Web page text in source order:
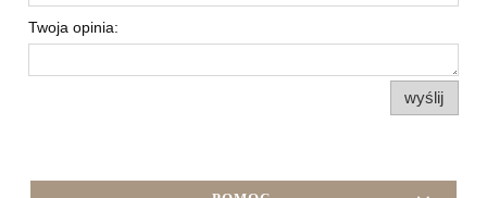
Twoja opinia:
wyślij